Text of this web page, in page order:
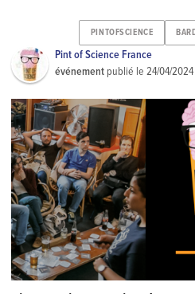
PINTOFSCIENCE
Pint of Science France
événement publié le24/04/2024